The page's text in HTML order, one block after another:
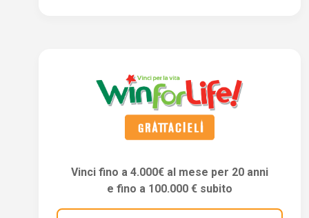
Vinci fino a 4.000€ al mese per 20 anni
e fino a 100.000 € subito